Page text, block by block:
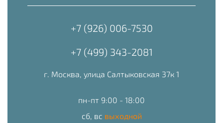
+7 (926) 006-7530
+7 (499) 343-2081
г. Москва, улица Салтыковская 37к 1
пн-пт 9:00 - 18:00
сб, вс выходной